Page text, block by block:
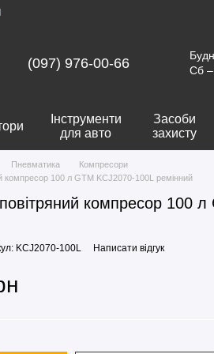
(097) 976-00-66
Сб
Інструменти
для авто
Засоби
захисту
Пневматика
Компресори
компресор 100 л GTM KCJ2070-100L ремінний
компресор 100 л
KCJ2070-100L Написати відгук